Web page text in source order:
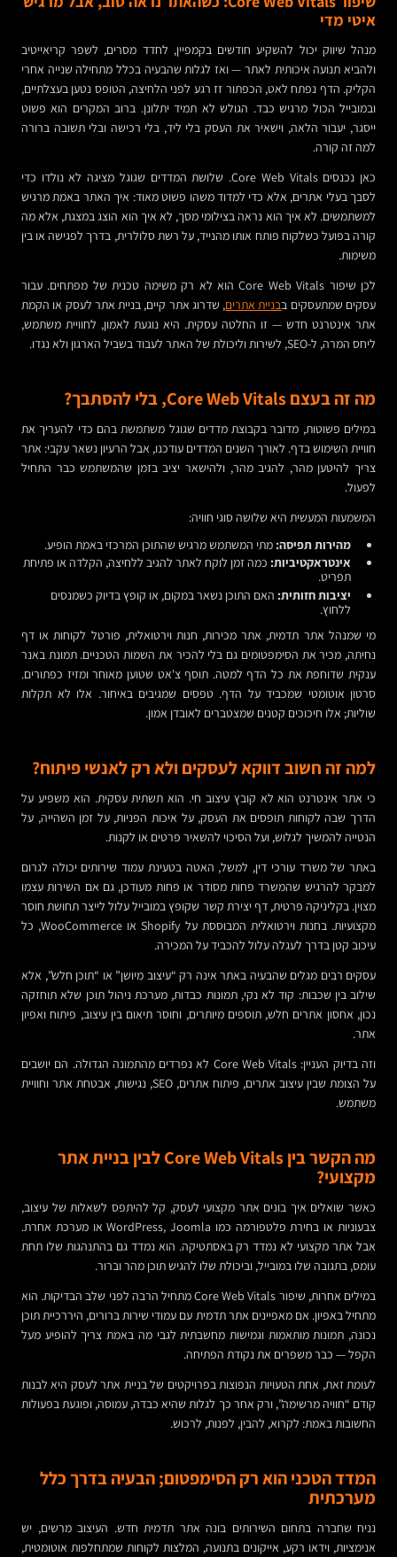
איטי מדי
מנהל שיווק יכול להשקיע חודשים בקמפיין, לחדד מסרים, לשפר קריאייטיב
ולהביא תנועה איכותית לאתר — ואז לגלות שהבעיה בכלל מתחילה שנייה אחרי
הקליק. הדף נפתח לאט, הכפתור זז רגע לפני הלחיצה, הטופס נטען בעצלתיים,
ובמובייל הכול מרגיש כבד. הגולש לא תמיד יתלונן. ברוב המקרים הוא פשוט
ייסגר, יעבור הלאה, וישאיר את העסק בלי ליד, בלי רכישה ובלי תשובה ברורה
למה זה קורה.
כאן נכנסים Core Web Vitals. שלושת המדדים שגוגל מציגה לא נולדו כדי
לסבך בעלי אתרים, אלא כדי למדוד משהו פשוט מאוד: איך האתר באמת מרגיש
למשתמשים. לא איך הוא נראה בצילומי מסך, לא איך הוא הוצג במצגת, אלא מה
קורה בפועל כשלקוח פותח אותו מהנייד, על רשת סלולרית, בדרך לפגישה או בין
משימות.
לכן שיפור Core Web Vitals הוא לא רק משימה טכנית של מפתחים. עבור
עסקים שמתעסקים בבניית אתרים, שדרוג אתר קיים, בניית אתר לעסק או הקמת
אתר אינטרנט חדש — זו החלטה עסקית. היא נוגעת לאמון, לחוויית משתמש,
ליחס המרה, ל-SEO, לשירות וליכולת של האתר לעבוד בשביל הארגון ולא נגדו.
מה זה בעצם Core Web Vitals, בלי להסתבך?
במילים פשוטות, מדובר בקבוצת מדדים שגוגל משתמשת בהם כדי להעריך את
חוויית השימוש בדף. לאורך השנים המדדים עודכנו, אבל הרעיון נשאר עקבי: אתר
צריך להיטען מהר, להגיב מהר, ולהישאר יציב בזמן שהמשתמש כבר התחיל
לפעול.
המשמעות המעשית היא שלושה סוגי חוויה:
מהירות תפיסה: מתי המשתמש מרגיש שהתוכן המרכזי באמת הופיע.
אינטראקטיביות: כמה זמן לוקח לאתר להגיב ללחיצה, הקלדה או פתיחת
תפריט.
יציבות חזותית: האם התוכן נשאר במקום, או קופץ בדיוק כשמנסים
ללחוץ.
מי שמנהל אתר תדמית, אתר מכירות, חנות וירטואלית, פורטל לקוחות או דף
נחיתה, מכיר את הסימפטומים גם בלי להכיר את השמות הטכניים. תמונת באנר
ענקית שדוחפת את כל הדף למטה. תוסף צ'אט שטוען מאוחר ומזיז כפתורים.
סרטון אוטומטי שמכביד על הדף. טפסים שמגיבים באיחור. אלו לא תקלות
שוליות; אלו חיכוכים קטנים שמצטברים לאובדן אמון.
למה זה חשוב דווקא לעסקים ולא רק לאנשי פיתוח?
כי אתר אינטרנט הוא לא קובץ עיצוב חי. הוא תשתית עסקית. הוא משפיע על
הדרך שבה לקוחות תופסים את העסק, על איכות הפניות, על זמן השהייה, על
הנטייה להמשיך לגלוש, ועל הסיכוי להשאיר פרטים או לקנות.
באתר של משרד עורכי דין, למשל, האטה בטעינת עמוד שירותים יכולה לגרום
למבקר להרגיש שהמשרד פחות מסודר או פחות מעודכן, גם אם השירות עצמו
מצוין. בקליניקה פרטית, דף יצירת קשר שקופץ במובייל עלול לייצר תחושת חוסר
מקצועיות. בחנות וירטואלית המבוססת על Shopify או WooCommerce, כל
עיכוב קטן בדרך לעגלה עלול להכביד על המכירה.
עסקים רבים מגלים שהבעיה באתר אינה רק “עיצוב מיושן” או “תוכן חלש”, אלא
שילוב בין שכבות: קוד לא נקי, תמונות כבדות, מערכת ניהול תוכן שלא תוחזקה
נכון, אחסון אתרים חלש, תוספים מיותרים, וחוסר תיאום בין עיצוב, פיתוח ואפיון
אתר.
וזה בדיוק העניין: Core Web Vitals לא נפרדים מהתמונה הגדולה. הם יושבים
על הצומת שבין עיצוב אתרים, פיתוח אתרים, SEO, נגישות, אבטחת אתר וחוויית
משתמש.
מה הקשר בין Core Web Vitals לבין בניית אתר
מקצועי?
כאשר שואלים איך בונים אתר מקצועי לעסק, קל להיתפס לשאלות של עיצוב,
צבעוניות או בחירת פלטפורמה כמו WordPress, Joomla או מערכת אחרת.
אבל אתר מקצועי לא נמדד רק באסתטיקה. הוא נמדד גם בהתנהגות שלו תחת
עומס, בתגובה שלו במובייל, וביכולת שלו להגיש תוכן מהר וברור.
במילים אחרות, שיפור Core Web Vitals מתחיל הרבה לפני שלב הבדיקות. הוא
מתחיל באפיון. אם מאפיינים אתר תדמית עם עמודי שירות ברורים, היררכיית תוכן
נכונה, תמונות מותאמות וגמישות מחשבתית לגבי מה באמת צריך להופיע מעל
הקפל — כבר משפרים את נקודת הפתיחה.
לעומת זאת, אחת הטעויות הנפוצות בפרויקטים של בניית אתר לעסק היא לבנות
קודם “חוויה מרשימה”, ורק אחר כך לגלות שהיא כבדה, עמוסה, ופוגעת בפעולות
החשובות באמת: לקרוא, להבין, לפנות, לרכוש.
המדד הטכני הוא רק הסימפטום; הבעיה בדרך כלל
מערכתית
נניח שחברה בתחום השירותים בונה אתר תדמית חדש. העיצוב מרשים, יש
אנימציות, וידאו רקע, אייקונים בתנועה, המלצות לקוחות שמתחלפות אוטומטית,